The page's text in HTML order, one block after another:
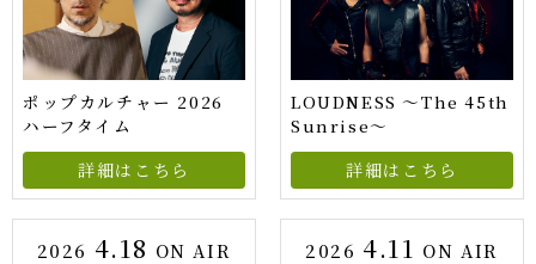
ポップカルチャー 2026
ハーフタイム
詳細はこちら
LOUDNESS ～The 45th
Sunrise～
詳細はこちら
2026 4.18 ON AIR 2026 4.11 ON AIR